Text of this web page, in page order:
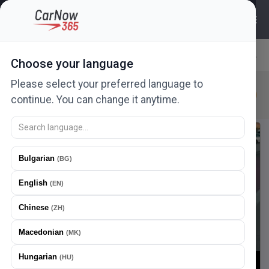
Choose your language
Please select your preferred language to
continue. You can change it anytime.
Bulgarian (BG)
English (EN)
Chinese (ZH)
Macedonian (MK)
Hungarian (HU)
Relevance
Nissan New in 24h
Offer a price